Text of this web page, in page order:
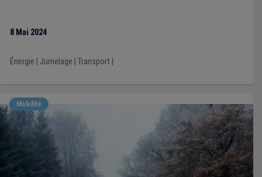
8 Mai 2024
Énergie Jumelage Transport|
Mobilité